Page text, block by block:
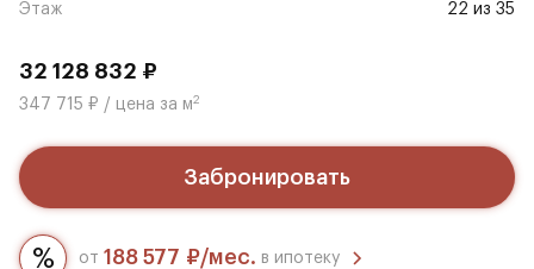
Этаж 22 из 35
32 128 832 ₽
347 715 ₽ / цена за м2
Забронировать
от 188 577 ₽/мес. в ипотеку